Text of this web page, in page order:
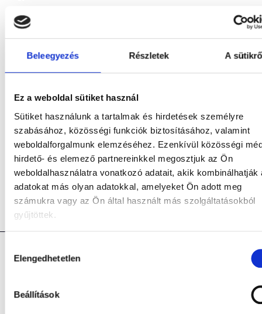
Beleegyezés Részletek A
Ez a weboldal sütiket használ
Sütiket használunk a tartalmak és hirdetések személyre
szabásához, közösségi funkciók biztosításához, valamint
weboldalforgalmunk elemzéséhez. Ezenkívül közösségi
hirdető- és elemező partnereinkkel megosztjuk az Ön
weboldalhasználatra vonatkozó adatait, akik kombinálhatják
adatokat más olyan adatokkal, amelyeket Ön adott meg
számukra vagy az Ön által használt más szolgáltatásokból
gyűjtöttek.
kiválasztása
Elengedhetetlen
Beállítások
számukra minden lehetőség adott, hogy
maximált fordítási, tolmácsolási díjakkal dolgozzunk
együtt.
„Legtöbb ügyfelünkkel már szinte saját belső nyelvi
osztályként dolgozunk együtt. Saját ügyfélmenedzsert,
szakmai speciális szakfordítókat tartunk fenn számukra,
akik kiemelten foglalkoznak a a partnereinktől érkezett
munkák elvégzésével.”